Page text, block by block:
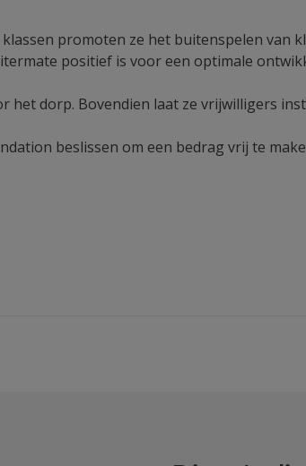
promoten ze het buitenspelen
positief is voor een optimale
het dorp. Bovendien laat ze vrijwilligers
beslissen om een bedrag vrij te